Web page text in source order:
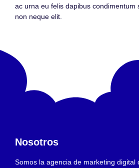
ac urna eu felis dapibus condimentum
non neque elit.
Nosotros
Somos la agencia de marketing digital